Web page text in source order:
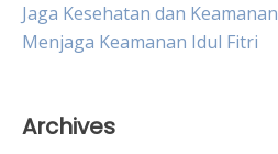
Jaga Kesehatan dan Keamanan
Menjaga Keamanan Idul Fitri
Archives